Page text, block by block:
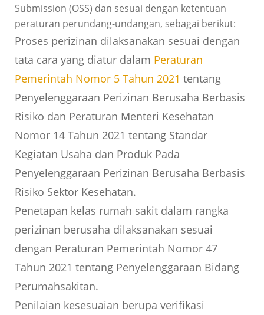
Submission (OSS) dan sesuai dengan ketentuan
peraturan perundang-undangan, sebagai berikut:
Proses perizinan dilaksanakan sesuai dengan
tata cara yang diatur dalam Peraturan
Pemerintah Nomor 5 Tahun 2021 tentang
Penyelenggaraan Perizinan Berusaha Berbasis
Risiko dan Peraturan Menteri Kesehatan
Nomor 14 Tahun 2021 tentang Standar
Kegiatan Usaha dan Produk Pada
Penyelenggaraan Perizinan Berusaha Berbasis
Risiko Sektor Kesehatan.
Penetapan kelas rumah sakit dalam rangka
perizinan berusaha dilaksanakan sesuai
dengan Peraturan Pemerintah Nomor 47
Tahun 2021 tentang Penyelenggaraan Bidang
Perumahsakitan.
Penilaian kesesuaian berupa verifikasi